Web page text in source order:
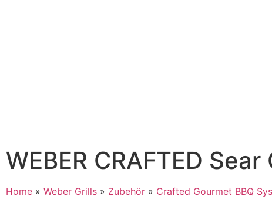
WEBER CRAFTED
Home » Weber Grills » Zubehör » Crafted Gourmet BBQ